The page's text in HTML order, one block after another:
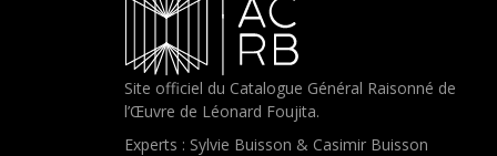
Site officiel du Catalogue Général Raisonné de
l’Œuvre de Léonard Foujita.
Experts : Sylvie Buisson & Casimir Buisson